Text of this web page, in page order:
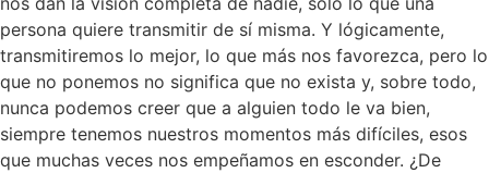
persona quiere transmitir de sí misma. Y lógicamente,
transmitiremos lo mejor, lo que más nos favorezca, pero lo
que no ponemos no significa que no exista y, sobre todo,
nunca podemos creer que a alguien todo le va bien,
siempre tenemos nuestros momentos más difíciles, esos
que muchas veces nos empeñamos en esconder. ¿De